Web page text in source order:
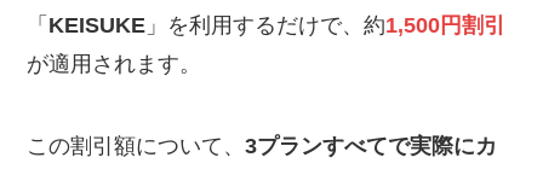
「 KEISUKE 」を利用するだけで、約1,500円割引
が適用されます。
この割引額について、3プランすべてで実際にカ